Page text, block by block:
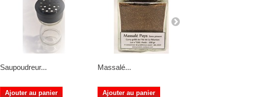
Saupoudreur...
Ajouter au panier
Massalé...
Ajouter au panier